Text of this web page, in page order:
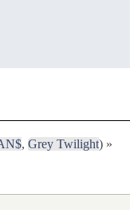
, Grey Twilight) »